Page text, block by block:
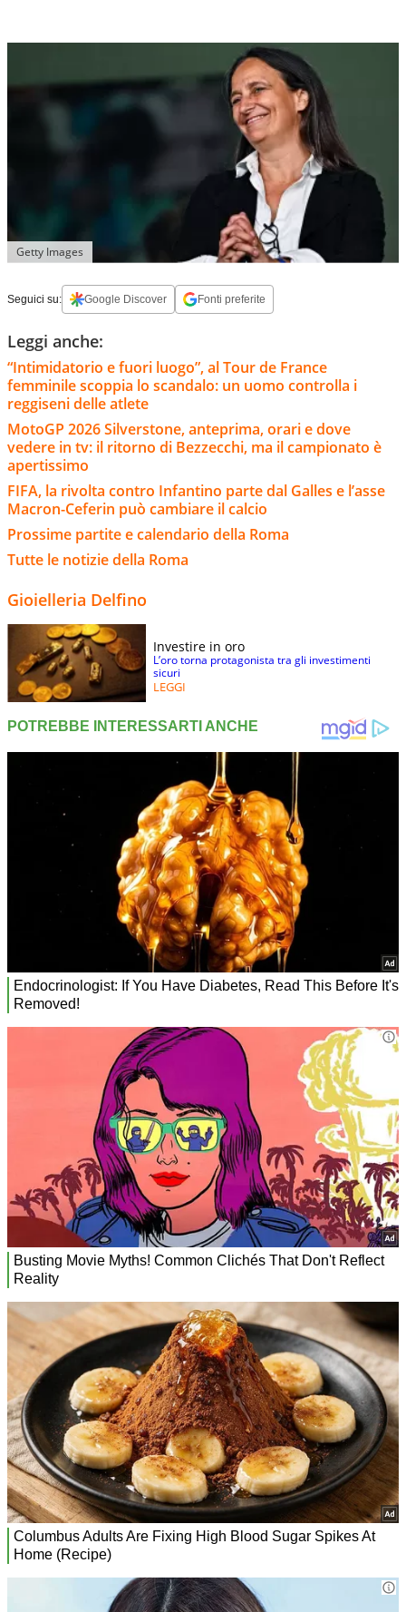
Getty Images
Seguici su: Google Discover Fonti preferite
Leggi anche:
“Intimidatorio e fuori luogo”, al Tour de France
femminile scoppia lo scandalo: un uomo controlla i
reggiseni delle atlete
MotoGP 2026 Silverstone, anteprima, orari e dove
vedere in tv: il ritorno di Bezzecchi, ma il campionato è
apertissimo
FIFA, la rivolta contro Infantino parte dal Galles e l’asse
Macron-Ceferin può cambiare il calcio
Prossime partite e calendario della Roma
Tutte le notizie della Roma
Gioielleria Delfino
Investire in oro
L’oro torna protagonista tra gli investimenti
sicuri
LEGGI